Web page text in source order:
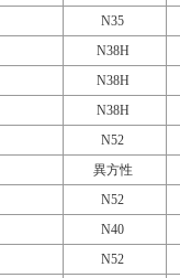
N35
N38H
N38H
N38H
N52
異方性
N52
N40
N52